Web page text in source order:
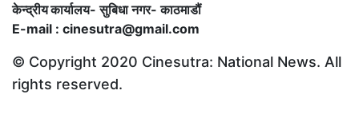
केन्द्रीय कार्यालय-सुबिधा नगर- काठमाडौं
E-mail : cinesutra@gmail.com
© Copyright 2020 Cinesutra: National News. All
rights reserved.